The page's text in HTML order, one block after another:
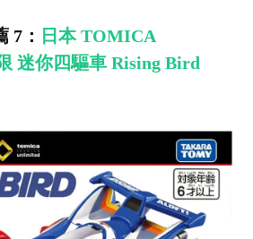
7： 日本 TOMICA
迷你四驅車 Rising Bird